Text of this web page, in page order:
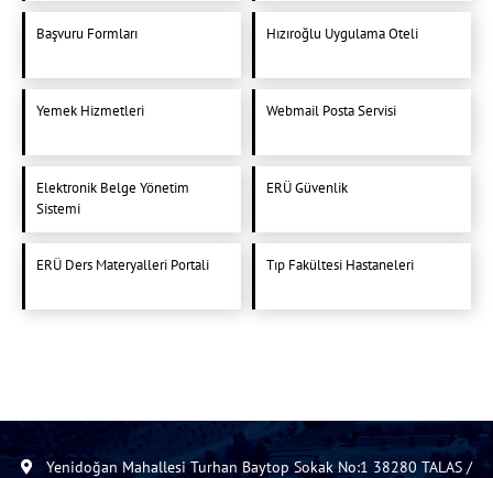
Başvuru Formları Hızıroğlu Uygulama Oteli
Yemek Hizmetleri Webmail Posta Servisi
Elektronik Belge Yönetim
Sistemi
ERÜ Güvenlik
ERÜ Ders Materyalleri Portali Tıp Fakültesi Hastaneleri
Yenidoğan Mahallesi Turhan Baytop Sokak No:1 38280 TALAS /